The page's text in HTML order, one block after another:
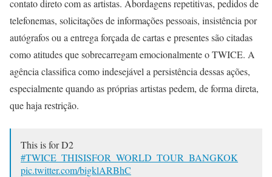
contato direto com as artistas. Abordagens repetitivas, pedidos de
telefonemas, solicitações de informações pessoais, insistência por
autógrafos ou a entrega forçada de cartas e presentes são citadas
como atitudes que sobrecarregam emocionalmente o TWICE. A
agência classifica como indesejável a persistência dessas ações,
especialmente quando as próprias artistas pedem, de forma direta,
que haja restrição.
This is for D2
#TWICE_THISISFOR_WORLD_TOUR_BANGKOK
pic.twitter.com/bigklARBhC